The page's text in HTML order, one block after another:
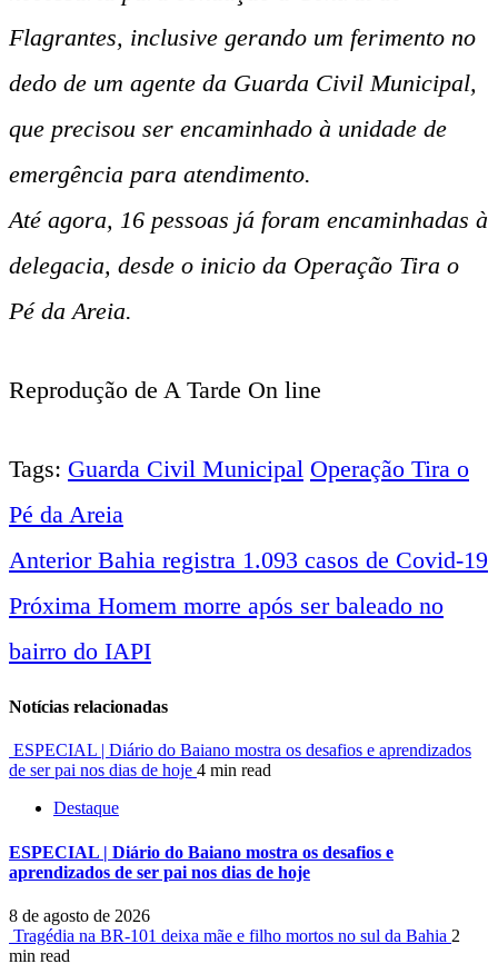
Flagrantes, inclusive gerando um ferimento no
dedo de um agente da Guarda Civil Municipal,
que precisou ser encaminhado à unidade de
emergência para atendimento.
Até agora, 16 pessoas já foram encaminhadas à
delegacia, desde o inicio da Operação Tira o
Pé da Areia.
Reprodução de A Tarde On line
Tags: Guarda Civil Municipal Operação Tira o
Pé da Areia
Navegação
entre
notícias
AnteriorBahia registra 1.093 casos de Covid-19
Próxima Homem morre após ser baleado no
bairro do IAPI
Notícias relacionadas
ESPECIAL | Diário do Baiano mostra os desafios e aprendizados
de ser pai nos dias de hoje 4 min read
Destaque
ESPECIAL | Diário do Baiano mostra os desafios e
aprendizados de ser pai nos dias de hoje
8 de agosto de 2026
Tragédia na BR-101 deixa mãe e filho mortos no sul da Bahia 2
min read